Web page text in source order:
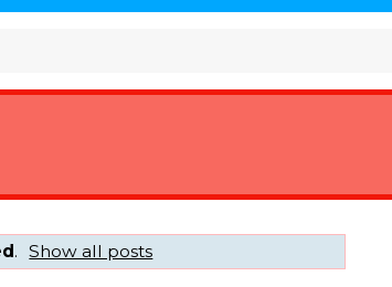
. Show all posts